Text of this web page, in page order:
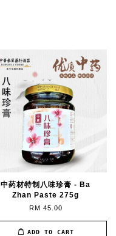
中药材特制八味珍膏 - Ba
Zhan Paste 275g
RM 45.00
ADD TO CART